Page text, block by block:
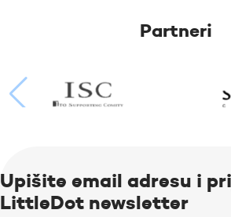
Partneri
Upišite email adresu i
LittleDot newsletter